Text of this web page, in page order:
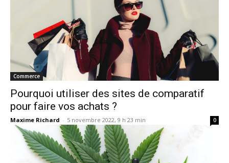
Commerce
Pourquoi utiliser des sites de comparatif
pour faire vos achats ?
Maxime Richard - 5 novembre 2022, 9 h 23 min 0